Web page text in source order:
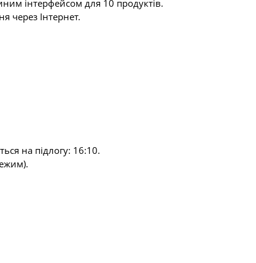
інтерфейсом для 10 продуктів.
через Інтернет.
на підлогу: 16:10.